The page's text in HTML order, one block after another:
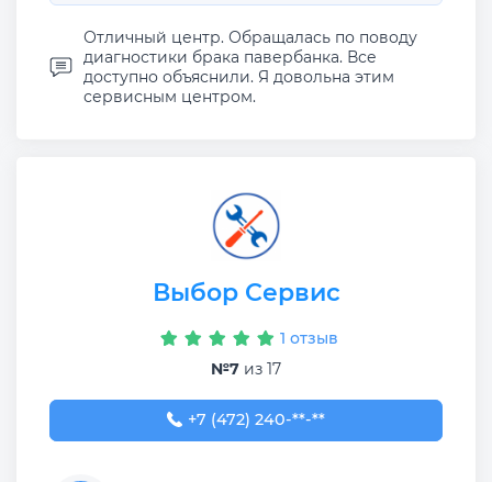
Отличный центр. Обращалась по поводу
диагностики брака павербанка. Все
доступно объяснили. Я довольна этим
сервисным центром.
Выбор Сервис
1 отзыв
№7 из 17
+7 (472) 240-08-00
+7 (472) 240-**-**